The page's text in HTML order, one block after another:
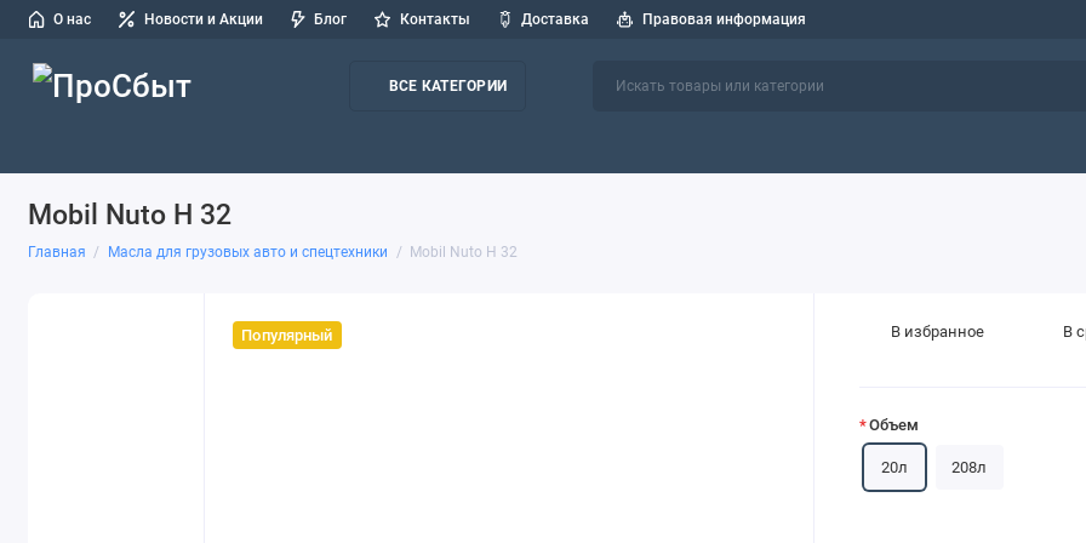
О нас Новости и Акции Блог Контакты Доставка Правовая информация
ВСЕ КАТЕГОРИИ
Mobil Nuto H 32
Главная Масла для грузовых авто и спецтехники Mobil Nuto H 32
Популярный В избранное В
Объем
20л 208л